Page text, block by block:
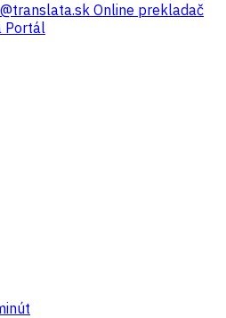
Online prekladač
Portál